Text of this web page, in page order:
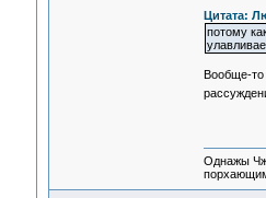
Цитата:
потому
Вообще-
Однажы